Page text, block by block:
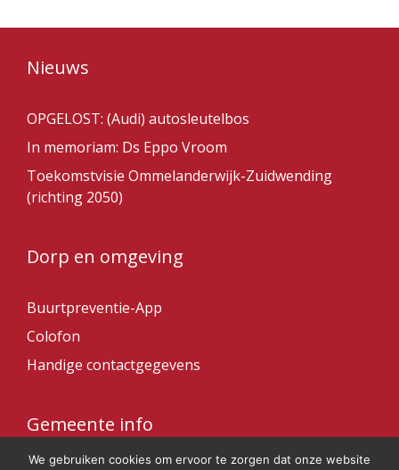
Nieuws
OPGELOST: (Audi) autosleutelbos
In memoriam: Ds Eppo Vroom
Toekomstvisie Ommelanderwijk-Zuidwending
(richting 2050)
Dorp en omgeving
Buurtpreventie-App
Colofon
Handige contactgegevens
Gemeente info
We gebruiken cookies om ervoor te zorgen dat onze website